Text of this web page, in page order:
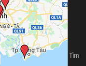
Tìm